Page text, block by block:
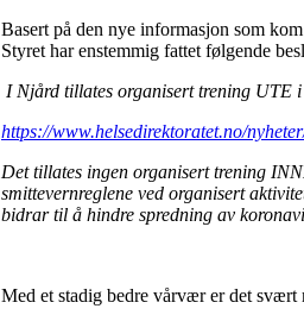
Basert på den nye informasjon som
Styret har enstemmig fattet følgende
I Njård tillates organisert trening UTE
https://www.helsedirektoratet.no/
Det tillates ingen organisert trening
smittevernreglene ved organisert
bidrar til å hindre spredning av
Med et stadig bedre vårvær er det svært